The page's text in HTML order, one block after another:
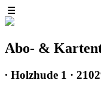
☰
Abo- &
∙ Holzhude 1 ·